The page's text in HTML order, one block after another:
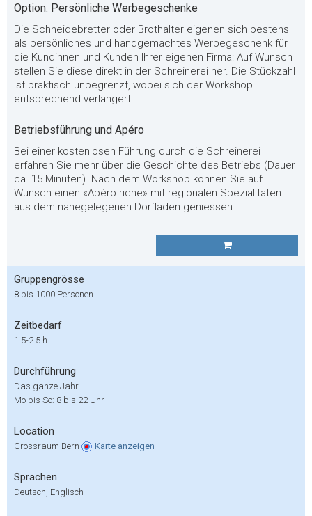
Option: Persönliche Werbegeschenke
Die Schneidebretter oder Brothalter eigenen sich bestens
als persönliches und handgemachtes Werbegeschenk für
die Kundinnen und Kunden Ihrer eigenen Firma: Auf Wunsch
stellen Sie diese direkt in der Schreinerei her. Die Stückzahl
ist praktisch unbegrenzt, wobei sich der Workshop
entsprechend verlängert.
Betriebsführung und Apéro
Bei einer kostenlosen Führung durch die Schreinerei
erfahren Sie mehr über die Geschichte des Betriebs (Dauer
ca. 15 Minuten). Nach dem Workshop können Sie auf
Wunsch einen «Apéro riche» mit regionalen Spezialitäten
aus dem nahegelegenen Dorfladen geniessen.
Gruppengrösse
8 bis 1000 Personen
Zeitbedarf
1.5-2.5 h
Durchführung
Das ganze Jahr
Mo bis So: 8 bis 22 Uhr
Location
Grossraum Bern Karte anzeigen
Sprachen
Deutsch, Englisch